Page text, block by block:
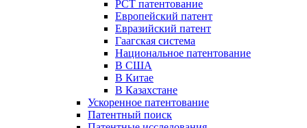
PCT патентование
Европейский патент
Евразийский патент
Гаагская система
Национальное патентование
В США
В Китае
В Казахстане
Ускоренное патентование
Патентный поиск